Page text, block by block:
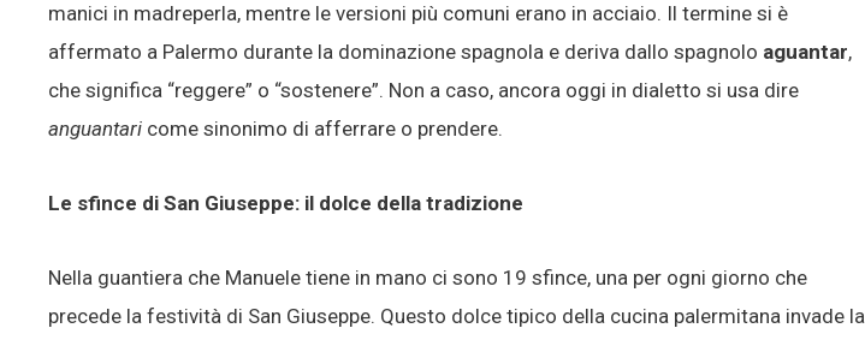
manici in madreperla, mentre le versioni più comuni erano in acciaio. Il termine si è
affermato a Palermo durante la dominazione spagnola e deriva dallo spagnolo aguantar,
che significa “reggere” o “sostenere”. Non a caso, ancora oggi in dialetto si usa dire
anguantari come sinonimo di afferrare o prendere.
Le sfince di San Giuseppe: il dolce della tradizione
Nella guantiera che Manuele tiene in mano ci sono 19 sfince, una per ogni giorno che
precede la festività di San Giuseppe. Questo dolce tipico della cucina palermitana invade la